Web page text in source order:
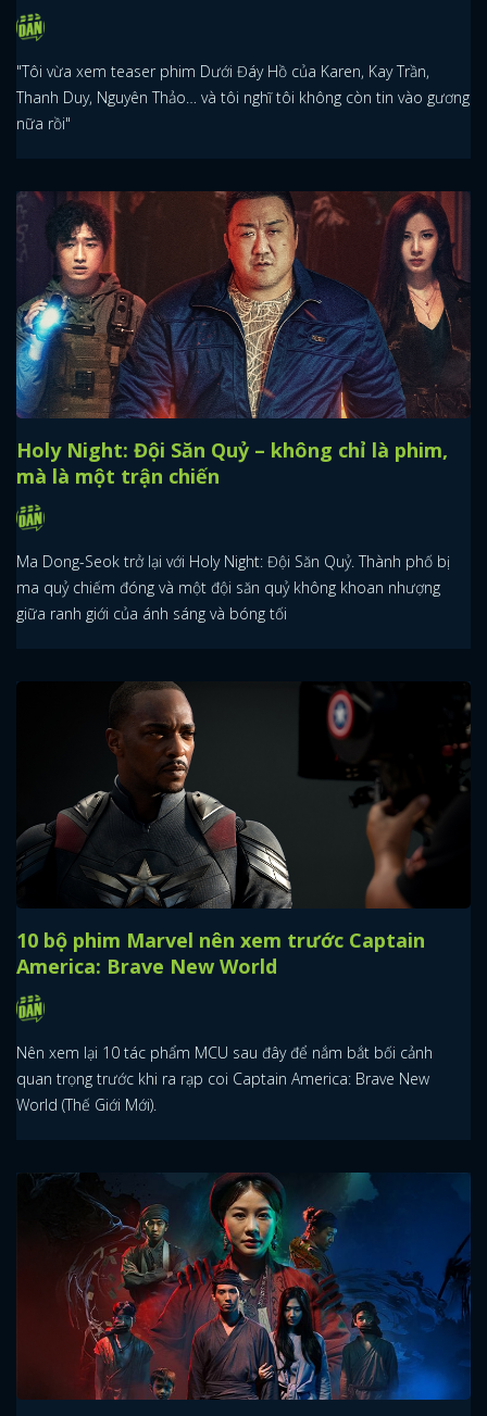
"Tôi vừa xem teaser phim Dưới Đáy Hồ của Karen, Kay Trần,
Thanh Duy, Nguyên Thảo… và tôi nghĩ tôi không còn tin vào gương
nữa rồi"
Holy Night: Đội Săn Quỷ – không chỉ là phim,
mà là một trận chiến
Ma Dong-Seok trở lại với Holy Night: Đội Săn Quỷ. Thành phố bị
ma quỷ chiếm đóng và một đội săn quỷ không khoan nhượng
giữa ranh giới của ánh sáng và bóng tối
10 bộ phim Marvel nên xem trước Captain
America: Brave New World
Nên xem lại 10 tác phẩm MCU sau đây để nắm bắt bối cảnh
quan trọng trước khi ra rạp coi Captain America: Brave New
World (Thế Giới Mới).